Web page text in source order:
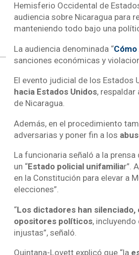
Hemisferio Occidental de
audiencia sobre Nicaragua para
manteniendo todo bajo una
La audiencia denominada “
sanciones económicas y
El evento judicial de los Estados
hacia Estados Unidos, respaldar
de Nicaragua.
Además, en el procedimiento
adversarias y poner fin a los
La funcionaria señaló a la
un “Estado policial unifamiliar”.
en la Constitución para elevar a
elecciones”.
“Los dictadores han
opositores políticos,
injustas”, señaló.
Quintana-Lovett explicó que “la